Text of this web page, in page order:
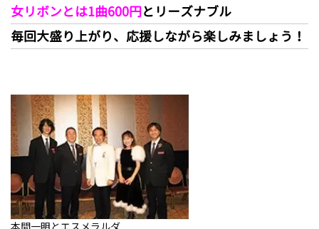
女リボンとは1曲600円とリーズナブル
毎回大盛り上がり、応援しながら楽しみましょう！
本間一明とエスメラルダ